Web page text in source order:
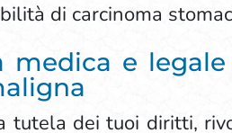
di carcinoma
medica e
tutela dei tuoi diritti,